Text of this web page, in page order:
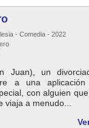
- Comedia - 2022
Juan), un
a una
con alguien
a menudo...